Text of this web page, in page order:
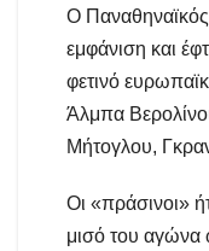
Ο Παναθηναϊκός
εμφάνιση και
φετινό
Άλμπα
Μήτογλου,
Οι «πράσινοι»
μισό του